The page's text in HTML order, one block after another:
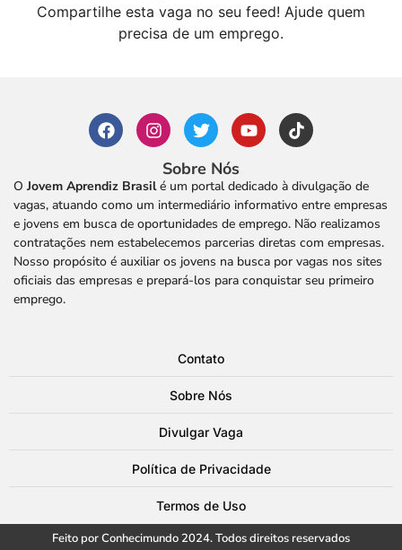
Compartilhe esta vaga no seu feed! Ajude quem
precisa de um emprego.
Sobre Nós
O Jovem Aprendiz Brasilé um portal dedicado à divulgação de
vagas, atuando como um intermediário informativo entre empresas
e jovens em busca de oportunidades de emprego. Não realizamos
contratações nem estabelecemos parcerias diretas com empresas.
Nosso propósito é auxiliar os jovens na busca por vagas nos sites
oficiais das empresas e prepará-los para conquistar seu primeiro
emprego.
Contato
Sobre Nós
Divulgar Vaga
Política de Privacidade
Termos de Uso
Feito por Conhecimundo 2024. Todos direitos reservados